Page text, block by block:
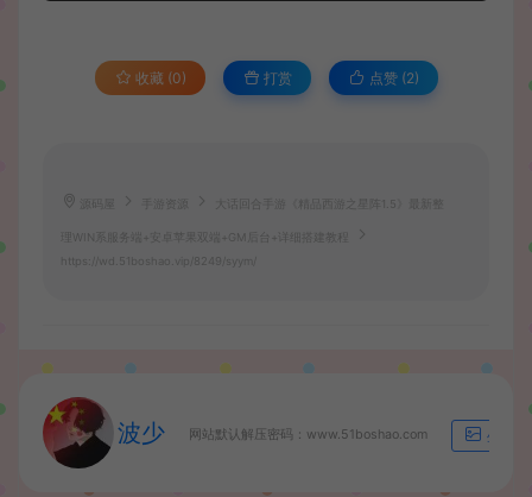
收藏 (0) 打赏 点赞 (2)
手游资源 大话回合手游《精品西游之星阵1.5》最新整
理WIN系服务端+安卓苹果双端+GM后台+详细搭建教程
https://wd.51boshao.vip/8249/syym/
波少 网站默认解压密码：www.51boshao.com 生成海